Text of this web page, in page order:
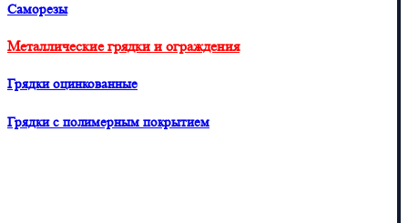
Саморезы
Металлические грядки и ограждения
Грядки оцинкованные
Грядки с полимерным покрытием